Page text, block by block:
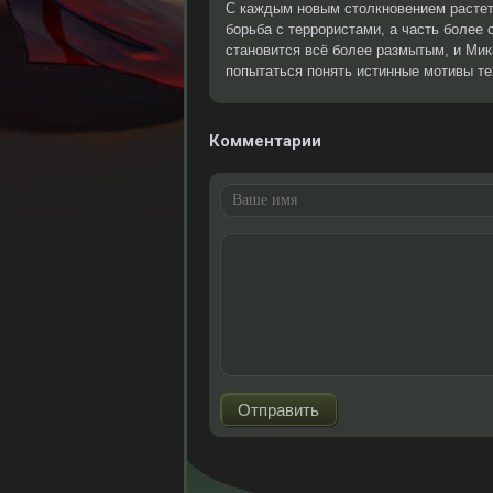
С каждым новым столкновением
борьба с террористами, а часть более
становится всё более размытым, и
попытаться понять истинные мотивы
Комментарии